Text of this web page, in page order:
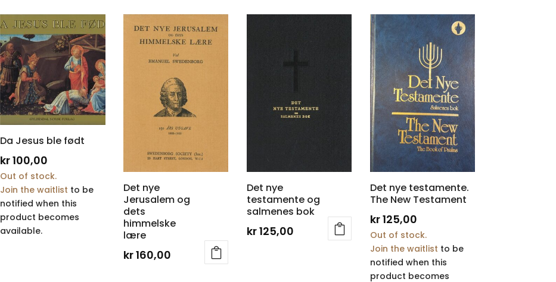
Da Jesus ble født
kr100,00
Out of stock.
Join the waitlist to be
notified when this
product becomes
available.
Det nye
Jerusalem og
dets
himmelske
lære
kr160,00
Det nye
testamente og
salmenes bok
kr125,00
Det nye testamente.
The New Testament
kr125,00
Out of stock.
Join the waitlist to be
notified when this
product becomes